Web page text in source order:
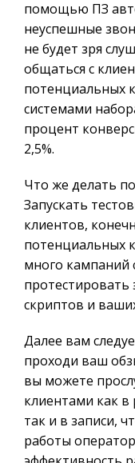
помощью ПЗ
неуспешные
не будет зря
общаться с
потенциальных
системами
процент
2,5%.
Что же делать
Запускать
клиентов,
потенциальных
много кампаний
скриптов и
Далее вам
проходи ваш
вы можете
клиентами как
так и в записи,
работы